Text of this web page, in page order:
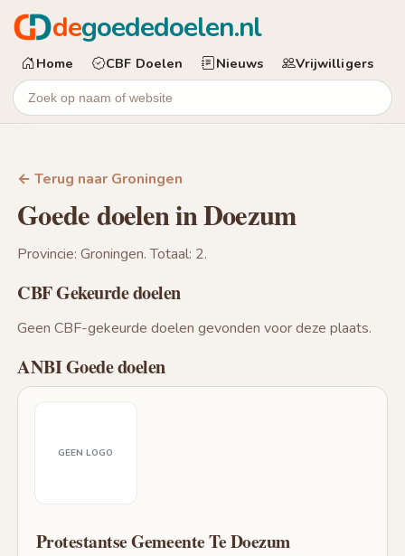
degoededoelen.nl
Home CBF Doelen Nieuws Vrijwilligers
← Terug naar Groningen
Goede doelen in Doezum
Provincie: Groningen. Totaal: 2.
CBF Gekeurde doelen
Geen CBF-gekeurde doelen gevonden voor deze plaats.
ANBI Goede doelen
GEEN LOGO
Protestantse Gemeente Te Doezum